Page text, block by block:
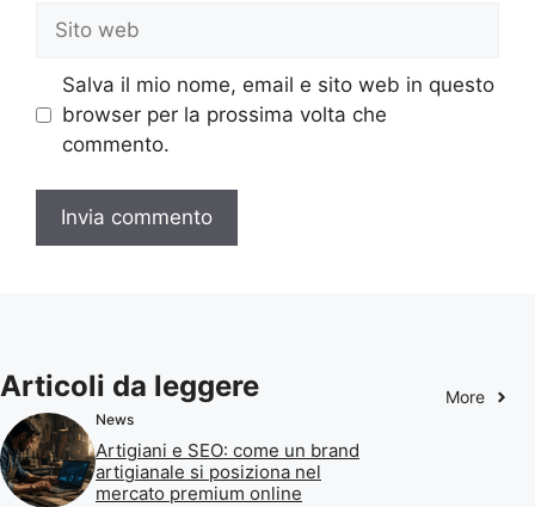
web
Salva il mio nome, email e sito web in questo
browser per la prossima volta che
commento.
Articoli da leggere More
News
Artigiani e SEO: come un brand
artigianale si posiziona nel
mercato premium online